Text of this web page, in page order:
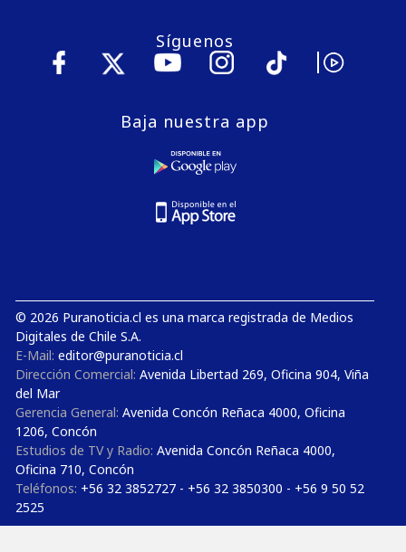
Síguenos
Baja nuestra app
© 2026 Puranoticia.cl es una marca registrada de Medios
Digitales de Chile S.A.
E-Mail: editor@puranoticia.cl
Dirección Comercial: Avenida Libertad 269, Oficina 904, Viña
del Mar
Gerencia General: Avenida Concón Reñaca 4000, Oficina
1206, Concón
Estudios de TV y Radio: Avenida Concón Reñaca 4000,
Oficina 710, Concón
Teléfonos: +56 32 3852727 - +56 32 3850300 - +56 9 50 52
2525